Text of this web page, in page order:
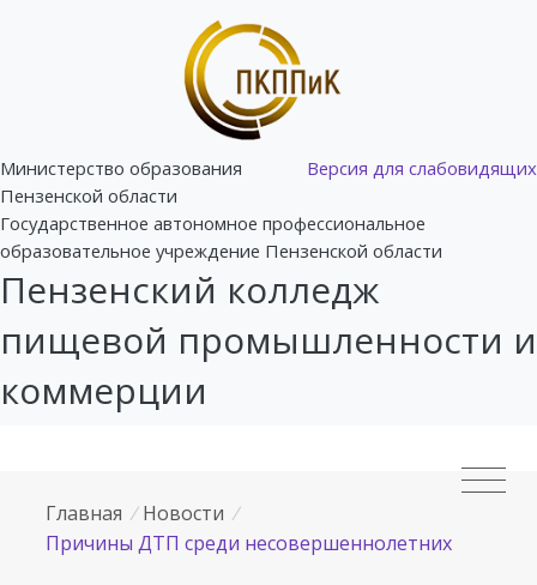
Версия для слабовидящих
Министерство образования
Пензенской области
Государственное автономное профессиональное
образовательное учреждение Пензенской области
Пензенский колледж
пищевой промышленности и
коммерции
Главная / Новости /
Причины ДТП среди несовершеннолетних